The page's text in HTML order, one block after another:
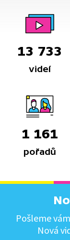
13 733
videí
1 161
pořadů
Pošleme
Nová